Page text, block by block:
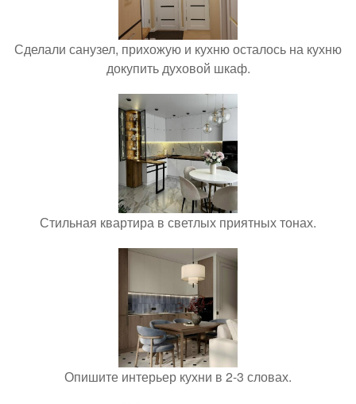
Сделали санузел, прихожую и кухню осталось на кухню
докупить духовой шкаф.
Стильная квартира в светлых приятных тонах.
Опишите интерьер кухни в 2-3 словах.